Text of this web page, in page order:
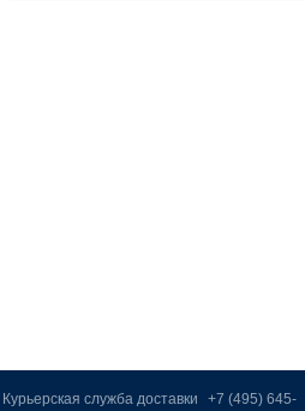
Курьерская служба доставки
+7 (495) 645-